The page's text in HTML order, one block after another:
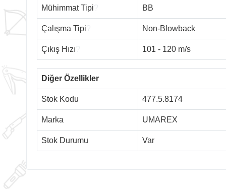
Mühimmat Tipi BB
Çalışma Tipi Non-Blowback
Çıkış Hızı 101 - 120 m/s
Diğer Özellikler
Stok Kodu 477.5.8174
Marka UMAREX
Stok Durumu Var